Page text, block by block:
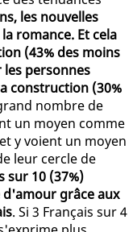
les nouvelles
romance. Et cela
(43% des moins
les personnes
construction (30%
nombre de
un moyen comme
y voient un moyen
leur cercle de
sur 10 (37%)
grâce aux
. Si 3 Français sur 4